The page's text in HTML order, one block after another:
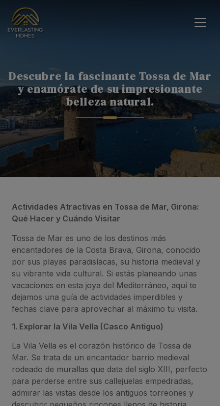
Descubre la fascinante Tossa de Mar
y enamórate de su impresionante
belleza natural.
Actividades Atractivas en Tossa de Mar, Girona:
Qué Hacer y Cuándo Visitar
Tossa de Mar es uno de los destinos más
encantadores de la Costa Brava, Girona, conocido
por sus playas paradisíacas, su historia medieval y
su vibrante vida cultural. Si estás planeando unas
vacaciones en esta joya del Mediterráneo, aquí te
dejamos una guía de actividades imperdibles y
fechas clave para aprovechar al máximo tu visita.
1. Explorar la Vila Vella (Casco Antiguo)
La Vila Vella es el corazón histórico de Tossa de
Mar. Se trata de un encantador barrio medieval
rodeado de murallas que data del siglo XIII, perfecto
para perderse entre sus callejuelas empedradas,
admirar las vistas desde los antiguos torreones y